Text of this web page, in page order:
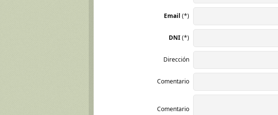
Email (*)
DNI(*)
Dirección
Comentario
Comentario